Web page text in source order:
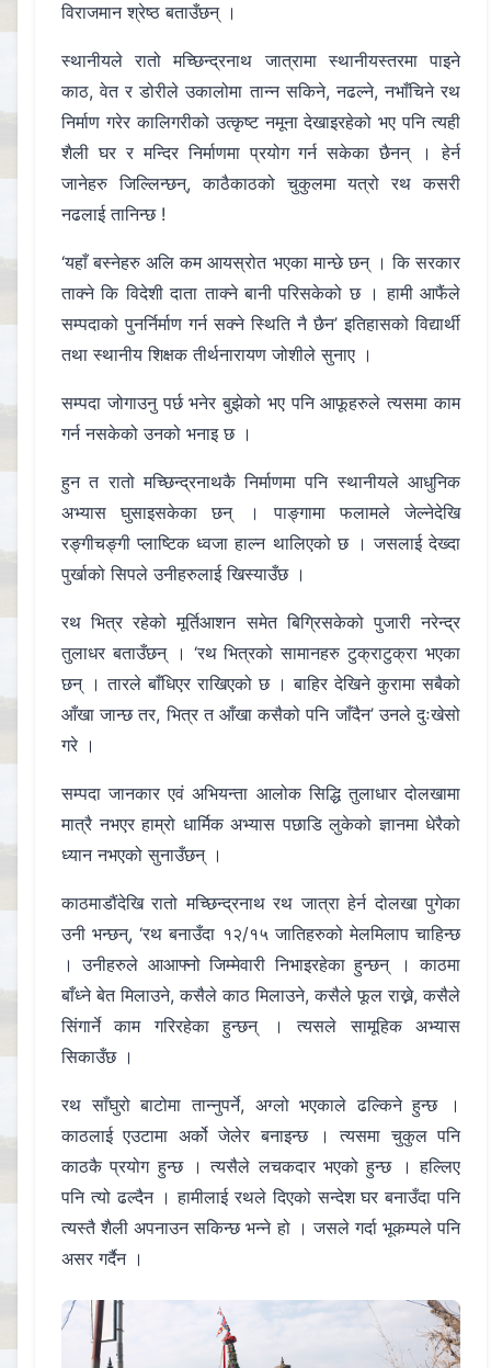
विराजमान श्रेष्ठ बताउँछन् ।
स्थानीयले रातो मच्छिन्द्रनाथ जात्रामा स्थानीयस्तरमा पाइने
काठ, वेत र डोरीले उकालोमा तान्न सकिने, नढल्ने, नभाँचिने रथ
निर्माण गरेर कालिगरीको उत्कृष्ट नमूना देखाइरहेको भए पनि त्यही
शैली घर र मन्दिर निर्माणमा प्रयोग गर्न सकेका छैनन् । हेर्न
जानेहरु जिल्लिन्छन्, काठैकाठको चुकुलमा यत्रो रथ कसरी
नढलाई तानिन्छ !
‘यहाँ बस्नेहरु अलि कम आयस्रोत भएका मान्छे छन् । कि सरकार
ताक्ने कि विदेशी दाता ताक्ने बानी परिसकेको छ । हामी आफैंले
सम्पदाको पुनर्निर्माण गर्न सक्ने स्थिति नै छैन’ इतिहासको विद्यार्थी
तथा स्थानीय शिक्षक तीर्थनारायण जोशीले सुनाए ।
सम्पदा जोगाउनु पर्छ भनेर बुझेको भए पनि आफूहरुले त्यसमा काम
गर्न नसकेको उनको भनाइ छ ।
हुन त रातो मच्छिन्द्रनाथकै निर्माणमा पनि स्थानीयले आधुनिक
अभ्यास घुसाइसकेका छन् । पाङ्गामा फलामले जेल्नेदेखि
रङ्गीचङ्गी प्लाष्टिक ध्वजा हाल्न थालिएको छ । जसलाई देख्दा
पुर्खाको सिपले उनीहरुलाई खिस्याउँछ ।
रथ भित्र रहेको मूर्तिआशन समेत बिग्रिसकेको पुजारी नरेन्द्र
तुलाधर बताउँछन् । ‘रथ भित्रको सामानहरु टुक्राटुक्रा भएका
छन् । तारले बाँधिएर राखिएको छ । बाहिर देखिने कुरामा सबैको
आँखा जान्छ तर, भित्र त आँखा कसैको पनि जाँदैन’ उनले दुःखेसो
गरे ।
सम्पदा जानकार एवं अभियन्ता आलोक सिद्धि तुलाधार दोलखामा
मात्रै नभएर हाम्रो धार्मिक अभ्यास पछाडि लुकेको ज्ञानमा धेरैको
ध्यान नभएको सुनाउँछन् ।
काठमाडौंदेखि रातो मच्छिन्द्रनाथ रथ जात्रा हेर्न दोलखा पुगेका
उनी भन्छन्, ‘रथ बनाउँदा १२/१५ जातिहरुको मेलमिलाप चाहिन्छ
। उनीहरुले आआफ्नो जिम्मेवारी निभाइरहेका हुन्छन् । काठमा
बाँध्ने बेत मिलाउने, कसैले काठ मिलाउने, कसैले फूल राख्ने, कसैले
सिंगार्ने काम गरिरहेका हुन्छन् । त्यसले सामूहिक अभ्यास
सिकाउँछ ।
रथ साँघुरो बाटोमा तान्नुपर्ने, अग्लो भएकाले ढल्किने हुन्छ ।
काठलाई एउटामा अर्को जेलेर बनाइन्छ । त्यसमा चुकुल पनि
काठकै प्रयोग हुन्छ । त्यसैले लचकदार भएको हुन्छ । हल्लिए
पनि त्यो ढल्दैन । हामीलाई रथले दिएको सन्देश घर बनाउँदा पनि
त्यस्तै शैली अपनाउन सकिन्छ भन्ने हो । जसले गर्दा भूकम्पले पनि
असर गर्दैन ।